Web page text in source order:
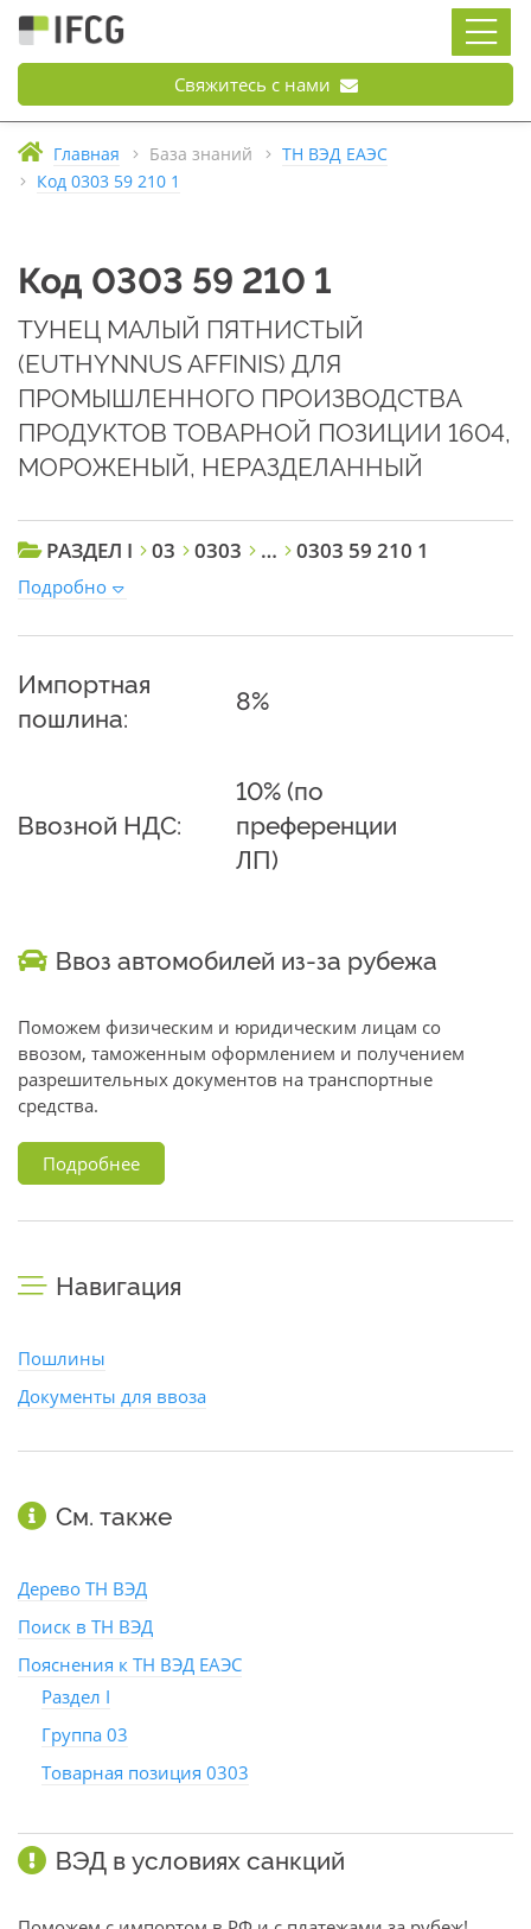
Свяжитесь с нами
Главная База знаний
ТН ВЭД ЕАЭС
Код 0303 59 210 1
Код 0303 59 210 1
ТУНЕЦ МАЛЫЙ ПЯТНИСТЫЙ
(EUTHYNNUS AFFINIS) ДЛЯ
ПРОМЫШЛЕННОГО ПРОИЗВОДСТВА
ПРОДУКТОВ ТОВАРНОЙ ПОЗИЦИИ 1604,
МОРОЖЕНЫЙ, НЕРАЗДЕЛАННЫЙ
РАЗДЕЛ I 03 0303 … 0303 59 210 1
Подробно
Импортная
пошлина:
8%
Ввозной НДС:
10% (по
преференции
ЛП)
Ввоз автомобилей из-за рубежа
Поможем физическим и юридическим лицам со
ввозом, таможенным оформлением и получением
разрешительных документов на транспортные
средства.
Подробнее
Навигация
Пошлины
Документы для ввоза
См. также
Дерево ТН ВЭД
Поиск в ТН ВЭД
Пояснения к ТН ВЭД ЕАЭС
Раздел I
Группа 03
Товарная позиция 0303
ВЭД в условиях санкций